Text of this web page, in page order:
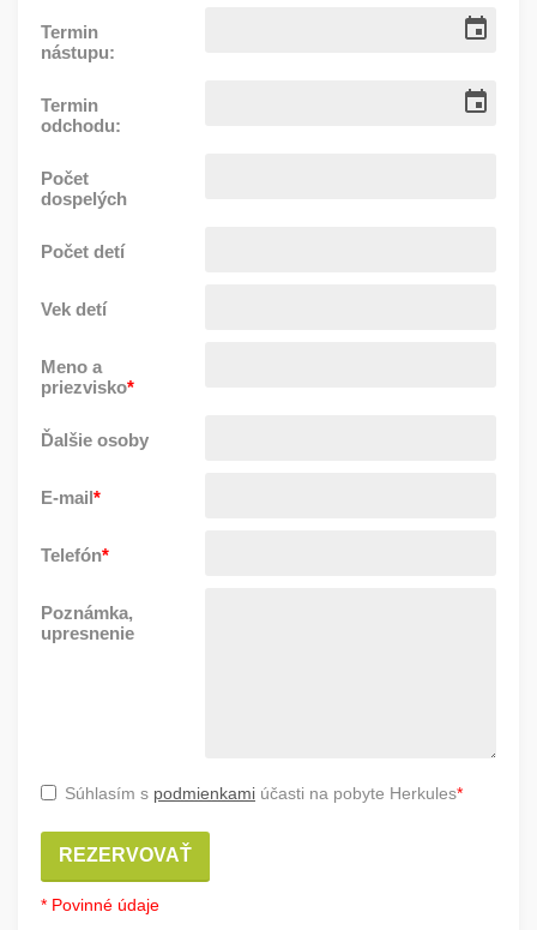
Termin
nástupu:
Termin
odchodu:
Počet
dospelých
Počet detí
Vek detí
Meno a
priezvisko*
Ďalšie osoby
E-mail*
Telefón*
Poznámka,
upresnenie
Súhlasím s podmienkami účasti na pobyte Herkules*
REZERVOVAŤ
* Povinné údaje